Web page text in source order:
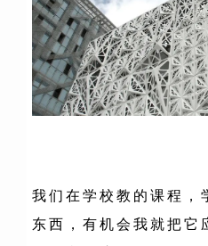
我们在学校教的课程，
东西，有机会我就把它